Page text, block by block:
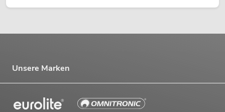
Unsere Marken